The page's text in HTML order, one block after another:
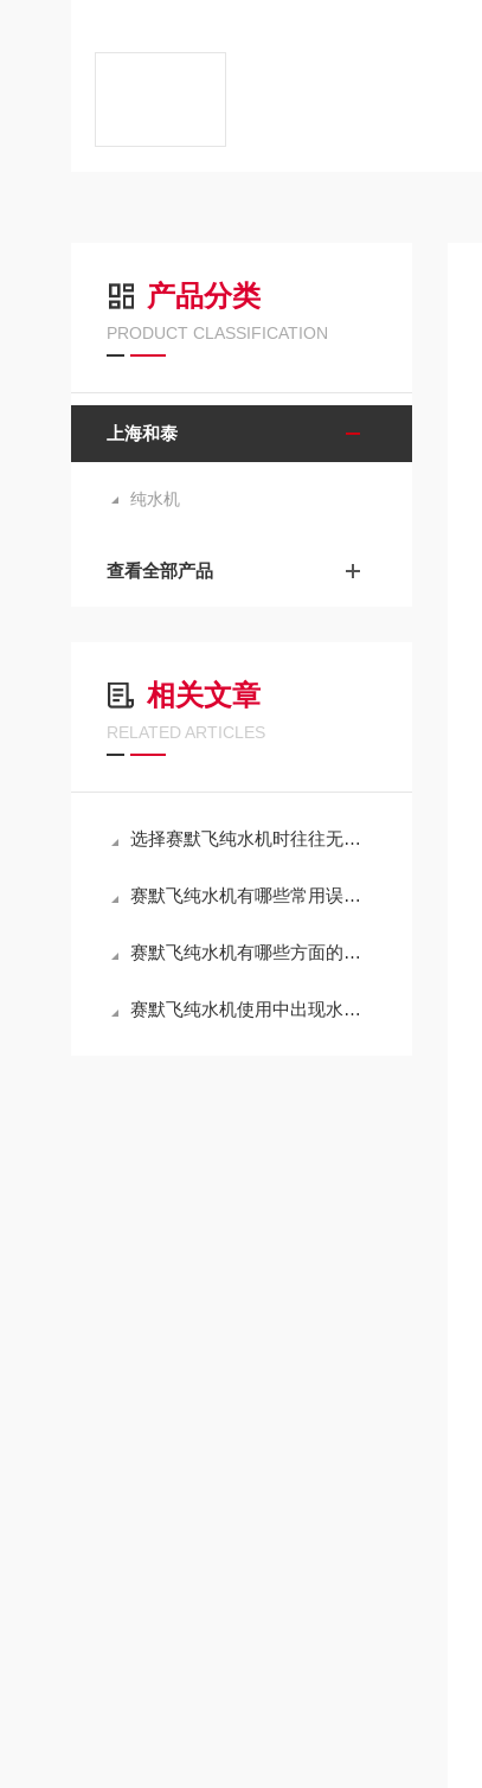
产品分类
PRODUCT CLASSIFICATION
上海和泰
纯水机
查看全部产品
相关文章
RELATED ARTICLES
选择赛默飞纯水机时往往无从下手，就来看看选型技巧
赛默飞纯水机有哪些常用误区？
赛默飞纯水机有哪些方面的事情需要注意
赛默飞纯水机使用中出现水质下降有哪些原因